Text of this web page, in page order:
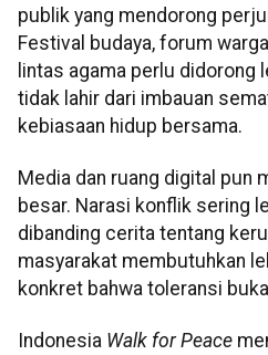
publik yang mendorong
Festival budaya, forum
lintas agama perlu didorong
tidak lahir dari imbauan
kebiasaan hidup bersama.
Media dan ruang digital pun
besar. Narasi konflik sering
dibanding cerita tentang
masyarakat membutuhkan
konkret bahwa toleransi
Indonesia Walk for Peace